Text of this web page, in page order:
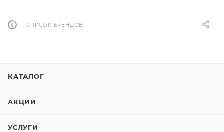
СПИСОК БРЕНДОВ
КАТАЛОГ
АКЦИИ
УСЛУГИ